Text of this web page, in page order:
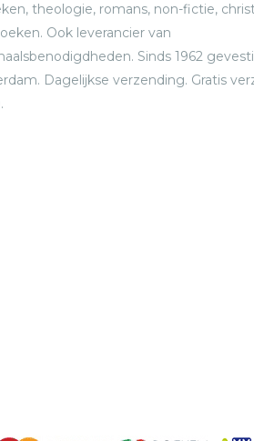
theologie, romans, non-fictie,
Ook leverancier van
Sinds 1962
Dagelijkse verzending. Gratis